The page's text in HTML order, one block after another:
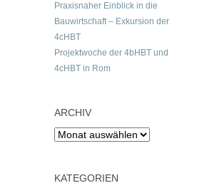
Praxisnaher Einblick in die
Bauwirtschaft – Exkursion der
4cHBT
Projektwoche der 4bHBT und
4cHBT in Rom
ARCHIV
Archiv
KATEGORIEN